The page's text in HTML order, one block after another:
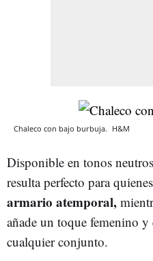
Chaleco con bajo burbuja. H&M
Disponible en tonos
resulta perfecto para
armario atemporal,
añade un toque femenino
cualquier conjunto.